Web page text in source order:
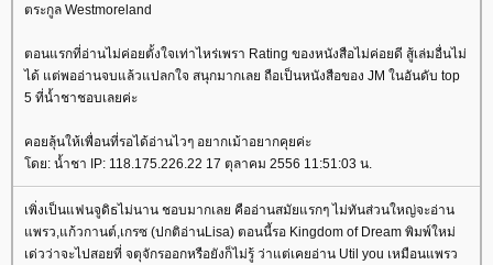
ตระกูล Westmoreland
ตอนแรกที่อ่านไม่ค่อยตั้งใจเท่าไหร่เพรา Rating ของหนังสือไม่ค่อยดี สู้เล่มอื่นไม่
ได้ แต่พออ่านจบแล้วแปลกใจ สนุกมากเลย ถือเป็นหนังสือของ JM ในอันดับ top
5 ที่น้ำชาชอบเลยค่ะ
คอยลุ้นให้เพื่อนที่รอได้อ่านไวๆ อยากเม้าอยากคุยค่ะ
ดย: น้ำชา IP: 118.175.226.22 17 ตุลาคม 2556 11:51:03 น.
เพิ่งเป็นแฟนจูดิธไม่นาน ชอบมากเลย คืออ่านสมัยแรกๆ ไม่ทันส่วนใหญ่จะอ่าน
พรว,แก้วกานต์,เกรซ (ปกติอ่านLisa) ตอนนี้รอ Kingdom of Dream พิมพ์ใหม่
เด่วว่าจะไปสอยที่ จตุจักรออกหรือยังก็ไม่รู้ ว่าแต่เคยอ่าน Util you เหมือนแพรว